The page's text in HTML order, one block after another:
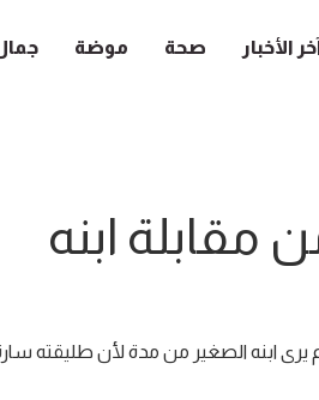
الأخبار صحة موضة
مقابلة ابنه
ابنه الصغير من مدة لأن طليقته